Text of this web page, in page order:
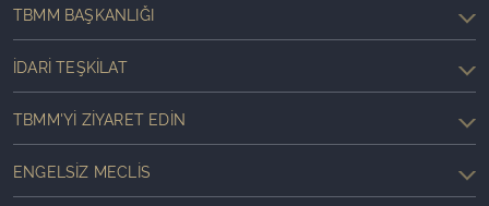
TBMM BAŞKANLIĞI
İDARI TEŞKILAT
TBMM'YI ZIYARET EDIN
ENGELSIZ MECLIS